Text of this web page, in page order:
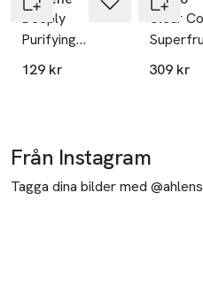
Deeply
Purifying
Micellar Gel
129 kr
Clear
Cleanser
309 kr
Från Instagram
Tagga dina bilder med